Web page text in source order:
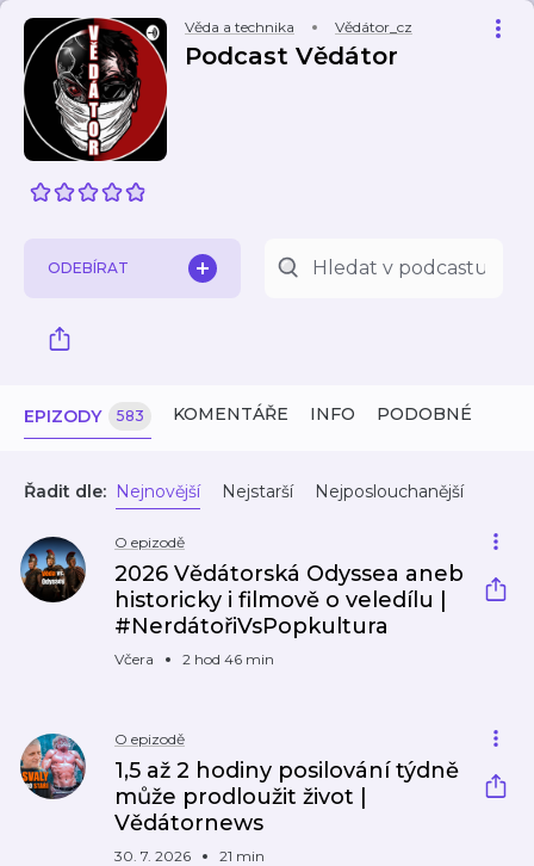
Věda a technika Vědátor_cz
Podcast Vědátor
ODEBÍRAT
EPIZODY 583 KOMENTÁŘE INFO PODOBNÉ
Řadit dle: Nejnovější Nejstarší Nejposlouchanější
O epizodě
2026 Vědátorská Odyssea aneb
historicky i filmově o veledílu |
#NerdátořiVsPopkultura
Včera 2 hod 46 min
O epizodě
1,5 až 2 hodiny posilování týdně
může prodloužit život |
Vědátornews
30. 7. 2026 21 min